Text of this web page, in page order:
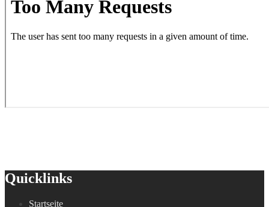
Quicklinks
Startseite